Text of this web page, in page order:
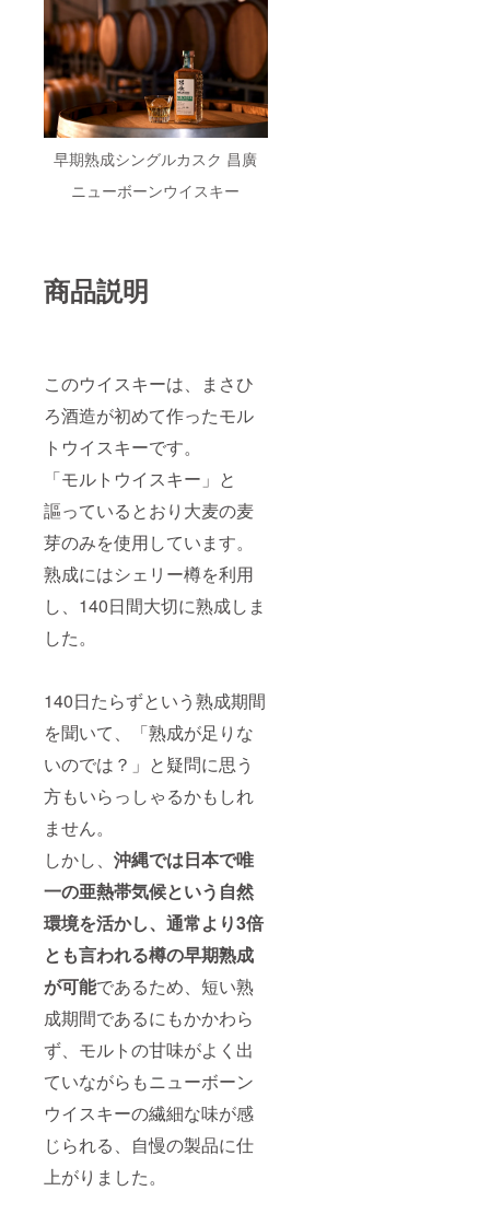
早期熟成シングルカスク 昌廣
ニューボーンウイスキー
商品説明
このウイスキーは、まさひ
ろ酒造が初めて作ったモル
トウイスキーです。
「モルトウイスキー」と
謳っているとおり大麦の麦
芽のみを使用しています。
熟成にはシェリー樽を利用
し、140日間大切に熟成しま
した。
140日たらずという熟成期間
を聞いて、「熟成が足りな
いのでは？」と疑問に思う
方もいらっしゃるかもしれ
ません。
しかし、 沖縄では日本で唯
一の亜熱帯気候という自然
環境を活かし、通常より3倍
とも言われる樽の早期熟成
が可能であるため、短い熟
成期間であるにもかかわら
ず、モルトの甘味がよく出
ていながらもニューボーン
ウイスキーの繊細な味が感
じられる、自慢の製品に仕
上がりました。